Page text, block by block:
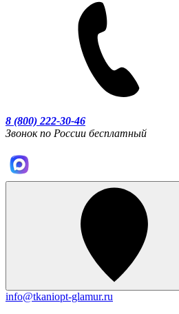
8 (800) 222-30-46
Звонок по России бесплатный
info@tkaniopt-glamur.ru